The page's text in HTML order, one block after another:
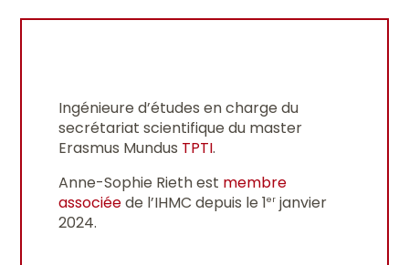
Ingénieure d’études en charge du
secrétariat scientifique du master
Erasmus Mundus TPTI.
Anne-Sophie Rieth est membre
associéede l’IHMC depuis le 1er janvier
2024.